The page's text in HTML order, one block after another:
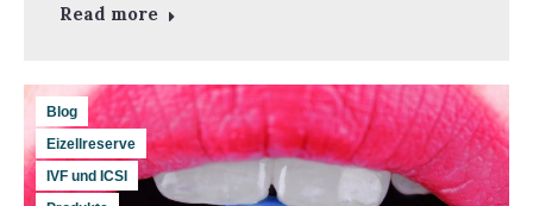
Read more
Blog
Eizellreserve
IVF und ICSI